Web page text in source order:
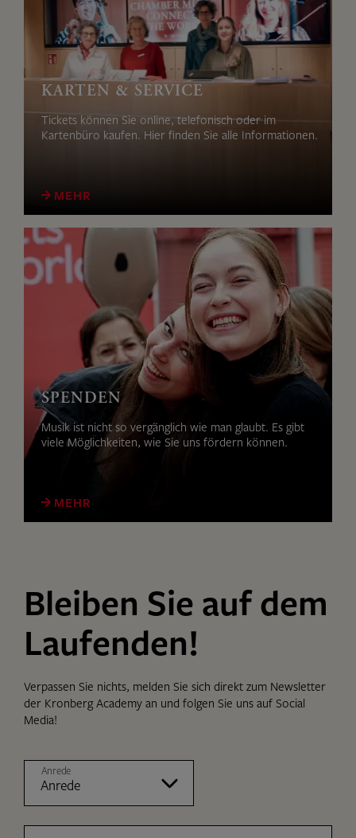
KARTEN & SERVICE
Tickets können Sie online, telefonisch oder im
Kartenbüro kaufen. Hier finden Sie alle Informationen.
MEHR
SPENDEN
Musik ist nicht so vergänglich wie man glaubt. Es gibt
viele Möglichkeiten, wie Sie uns fördern können.
MEHR
Bleiben Sie auf dem
Laufenden!
Verpassen Sie nichts, melden Sie sich direkt zum Newsletter
der Kronberg Academy an und folgen Sie uns auf Social
Media!
Anrede